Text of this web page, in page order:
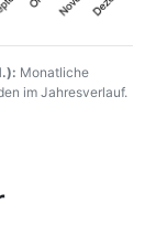
Monatliche
im Jahresverlauf.